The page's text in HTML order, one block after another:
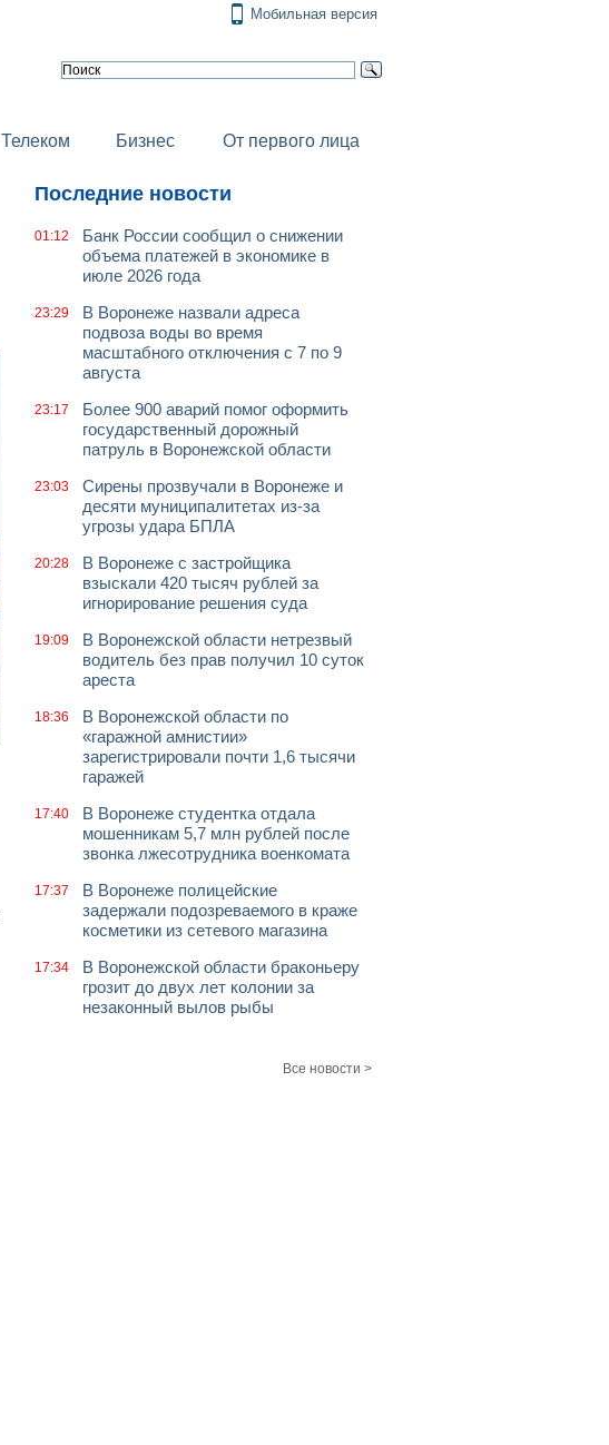
Мобильная версия
Телеком Бизнес От первого лица
Последние новости
01:12
Банк России сообщил о снижении
объема платежей в экономике в
июле 2026 года
23:29
В Воронеже назвали адреса
подвоза воды во время
масштабного отключения с 7 по 9
августа
23:17
Более 900 аварий помог оформить
государственный дорожный
патруль в Воронежской области
23:03
Сирены прозвучали в Воронеже и
десяти муниципалитетах из-за
угрозы удара БПЛА
20:28
В Воронеже с застройщика
взыскали 420 тысяч рублей за
игнорирование решения суда
19:09
В Воронежской области нетрезвый
водитель без прав получил 10 суток
ареста
18:36
В Воронежской области по
«гаражной амнистии»
зарегистрировали почти 1,6 тысячи
гаражей
17:40
В Воронеже студентка отдала
мошенникам 5,7 млн рублей после
звонка лжесотрудника военкомата
17:37
В Воронеже полицейские
задержали подозреваемого в краже
косметики из сетевого магазина
17:34
В Воронежской области браконьеру
грозит до двух лет колонии за
незаконный вылов рыбы
Все новости >